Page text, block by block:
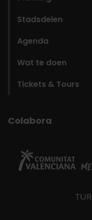
Stadsdelen
Agenda
Wat te doen
Tickets & Tours
Colabora